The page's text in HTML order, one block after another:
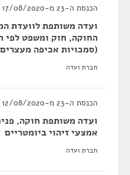
הכנסת ה-23 מ-17/08/2020 עד 05/01/2021
ועדה משותפת לוועדת
החוקה, חוק ומשפט לפי
(סמכויות אכיפה
חברת ועדה
הכנסת ה-23 מ-12/08/2020 עד 05/01/2021
ועדה משותפת חוקה,
אמצעי זיהוי ביומטריים
חברת ועדה